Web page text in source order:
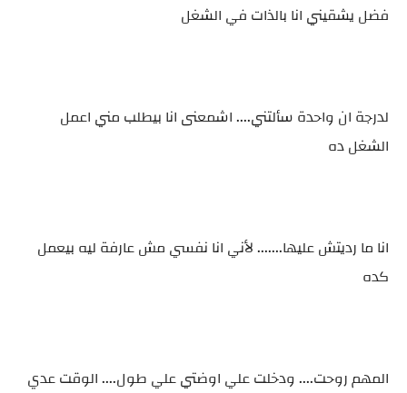
فضل يشقيني انا بالذات في الشغل
لدرجة ان واحدة سألتني.... اشمعنى انا بيطلب مني اعمل
الشغل ده
انا ما رديتش عليها....... لأني انا نفسي مش عارفة ليه بيعمل
كده
المهم روحت.... ودخلت علي اوضتي علي طول.... الوقت عدي